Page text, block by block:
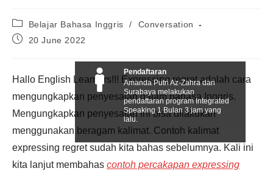
Post
category:
Belajar Bahasa Inggris /
Conversation
Post20 June 2022
Hallo English Learners!!! Expressing regret adalah cara
mengungkapkan penyesalan dalam bahasa Inggris.
Mengungkapkan penyesalan ini bisa dilakukan
menggunakan beragam kalimat. Contoh kalimat
expressing regret sudah kita bahas sebelumnya. Kali ini
kita lanjut membahas contoh percakapan expressing
Pendaftaran
Amanda Putri Az-Zahra dari
Surabaya melakukan
pendaftaran program Integrated
Speaking 1 Bulan 3 jam yang
lalu.